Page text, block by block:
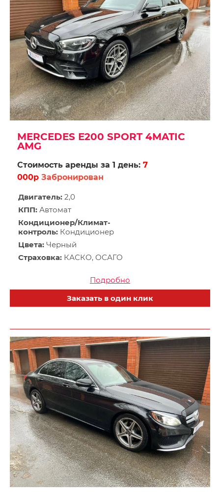
MERCEDES Е200 SPORT 4MATIC
AMG
Стоимость аренды за 1 день: 7
000р Забронирован
Двигатель: 2,0
КПП: Автомат
Кондиционер/Климат-
контроль: Кондиционер
Цвета: Черный
Страховка: КАСКО, ОСАГО
Подробно
Заказать в один клик